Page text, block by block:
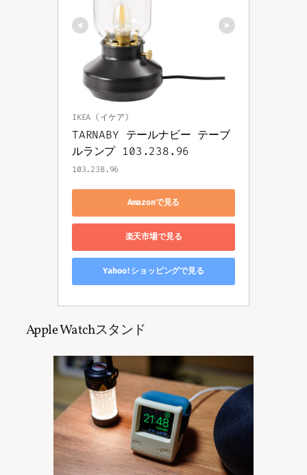
IKEA (イケア)
TARNABY テールナビー テーブ
ルランプ 103.238.96
103.238.96
Amazonで見る
楽天市場で見る
Yahoo!ショッピングで見る
Apple Watchスタンド